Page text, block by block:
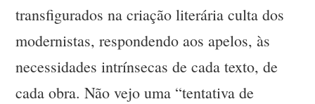
transfigurados na criação literária culta dos
modernistas, respondendo aos apelos, às
necessidades intrínsecas de cada texto, de
cada obra. Não vejo uma “tentativa de